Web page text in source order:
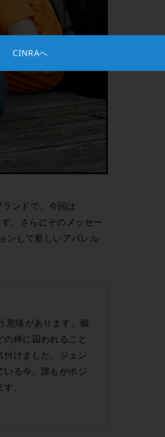
CINRAへ
ンドで、今回は
。さらにそのメッセー
ンして新しいアパレル
意味があります。個
枠に囚われること
付けました。ジェン
いる今、誰もがポジ
。